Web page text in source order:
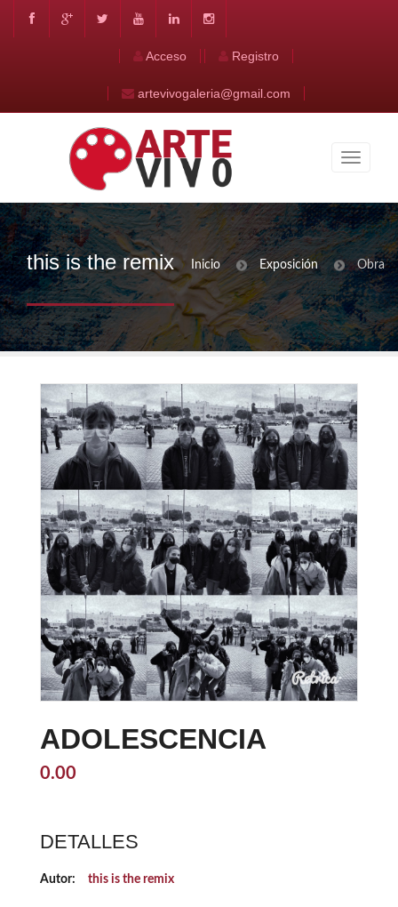
Acceso Registro
artevivogaleria@gmail.com
this is the remix Inicio Exposición Obra
ADOLESCENCIA
0.00
DETALLES
Autor: this is the remix